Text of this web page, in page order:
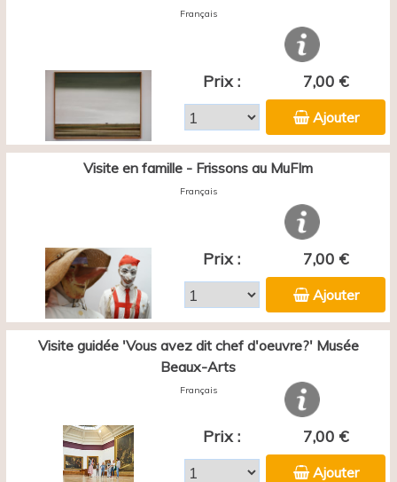
Français
Prix : 7,00 €
Ajouter
Visite en famille - Frissons au MuFIm
Français
Prix : 7,00 €
Ajouter
Visite guidée 'Vous avez dit chef d'oeuvre?' Musée
Beaux-Arts
Français
Prix : 7,00 €
Ajouter